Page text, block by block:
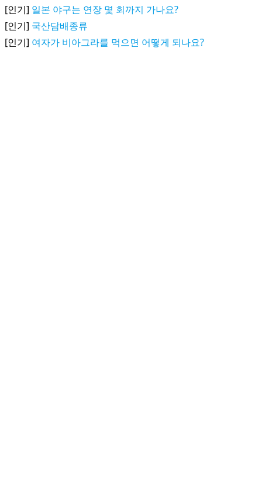
[인기] 일본 야구는 연장 몇 회까지 가나요?
[인기] 국산담배종류
[인기] 여자가 비아그라를 먹으면 어떻게 되나요?